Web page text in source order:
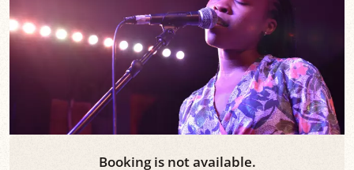
Booking is not available.